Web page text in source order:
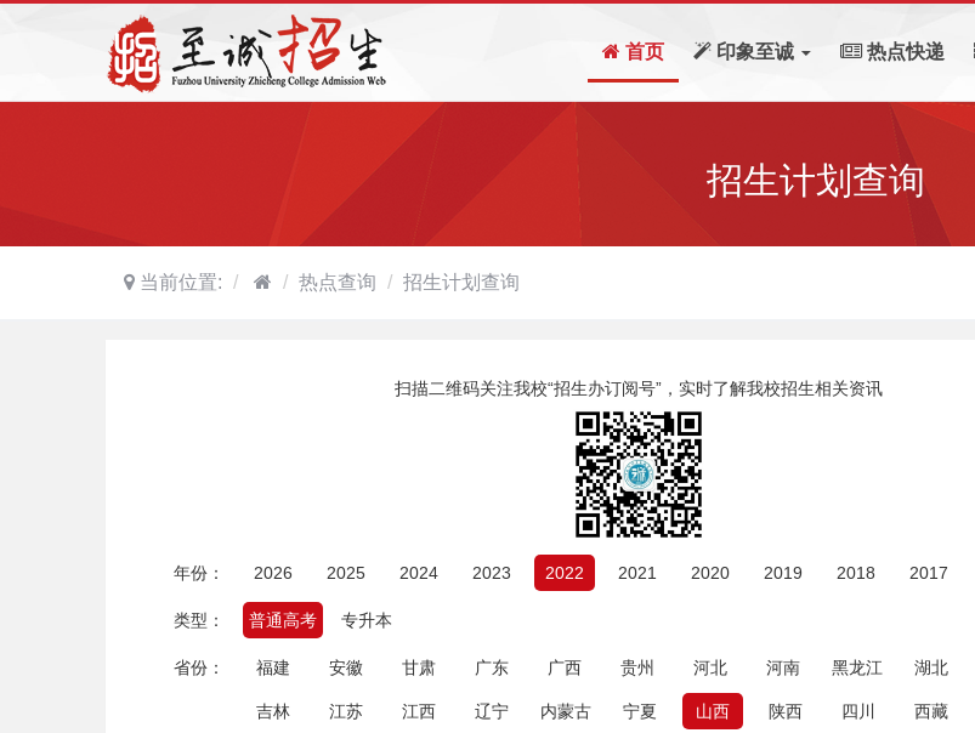
首页 印象至诚 热点快递
招生计划查询
当前位置: 热点查询 招生计划查询
扫描二维码关注我校“招生办订阅号”，实时了解我校招生相关资讯
年份： 2026 2025 2024 2023 2022 2021 2020 2019 2018 2017
类型： 普通高考 专升本
省份： 福建 安徽 甘肃 广东 广西 贵州 河北 河南 黑龙江 湖北
吉林 江苏 江西 辽宁 内蒙古 宁夏 山西 陕西 四川 西藏